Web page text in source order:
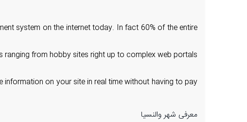
system on the internet today. In fact 60% of the entire
ranging from hobby sites right up to complex web portals
on your site in real time without having to pay
معرفی شهر والنسیا